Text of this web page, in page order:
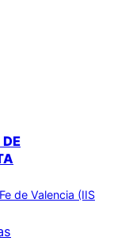
de Valencia (IIS